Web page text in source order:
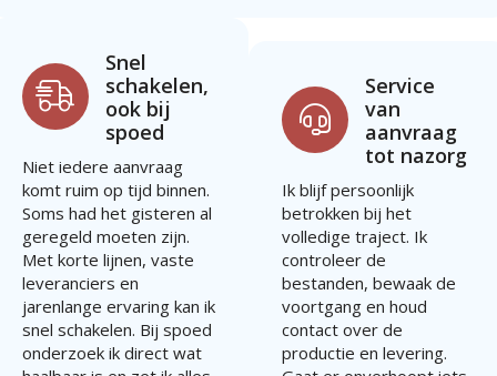
Snel
schakelen,
ook bij
spoed
Niet iedere aanvraag
komt ruim op tijd binnen.
Soms had het gisteren al
geregeld moeten zijn.
Met korte lijnen, vaste
leveranciers en
jarenlange ervaring kan ik
snel schakelen. Bij spoed
onderzoek ik direct wat
Service
van
aanvraag
tot nazorg
Ik blijf persoonlijk
betrokken bij het
volledige traject. Ik
controleer de
bestanden, bewaak de
voortgang en houd
contact over de
productie en levering.